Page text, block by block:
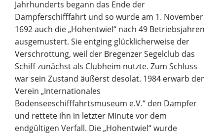
Jahrhunderts begann das Ende der
Dampferschifffahrt und so wurde am 1. November
1692 auch die „Hohentwiel“ nach 49 Betriebsjahren
ausgemustert. Sie entging glücklicherweise der
Verschrottung, weil der Bregenzer Segelclub das
Schiff zunächst als Clubheim nutzte. Zum Schluss
war sein Zustand äußerst desolat. 1984 erwarb der
Verein „Internationales
Bodenseeschifffahrtsmuseum e.V.“ den Dampfer
und rettete ihn in letzter Minute vor dem
endgültigen Verfall. Die „Hohentwiel“ wurde